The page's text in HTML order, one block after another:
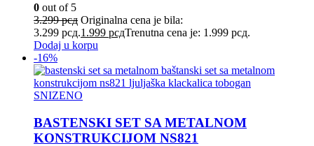
0 out of 5
3.299рсд Originalna cena je bila:
3.299 рсд.1.999 рсдTrenutna cena je: 1.999 рсд.
Dodaj u korpu
-16%
SNIZENO
BASTENSKI SET SA METALNOM
KONSTRUKCIJOM NS821